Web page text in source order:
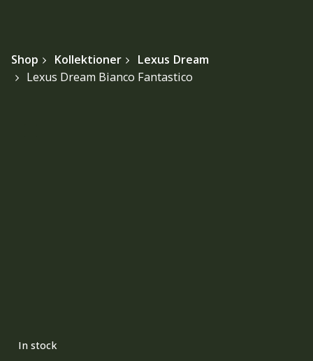
Shop Kollektioner
Lexus Dream
Lexus Dream Bianco Fantastico
In stock